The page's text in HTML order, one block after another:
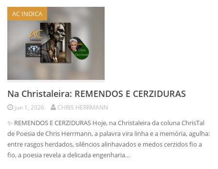
AC INDICA
Na Christaleira: REMENDOS E CERZIDURAS
jun 1, 2026 CHRIS HERRMANN
✨ REMENDOS E CERZIDURAS Hoje, na Christaleira da coluna ChrisTal
de Poesia de Chris Herrmann, a palavra vira linha e a memória, agulha:
entre rasgos herdados, silêncios alinhavados e medos cerzidos fio a
fio, a poesia revela a delicada engenharia…